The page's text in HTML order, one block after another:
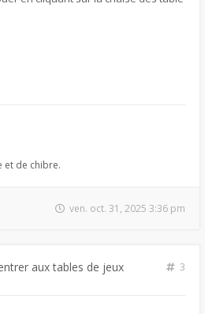
et de chibre.
ven. oct. 31, 2025 3:36 pm
aux tables de jeux
3